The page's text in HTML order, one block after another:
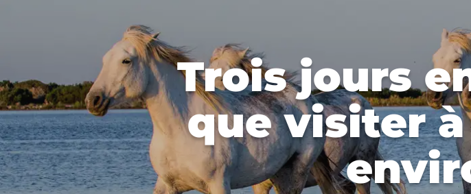
Trois jours
que visiter